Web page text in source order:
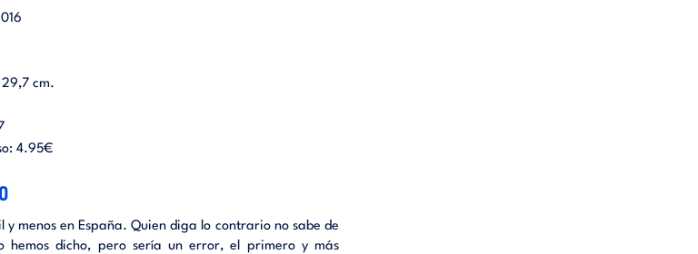
29,7 cm.
4.95€
y menos en España. Quien diga lo contrario no sabe de
hemos dicho, pero sería un error, el primero y más